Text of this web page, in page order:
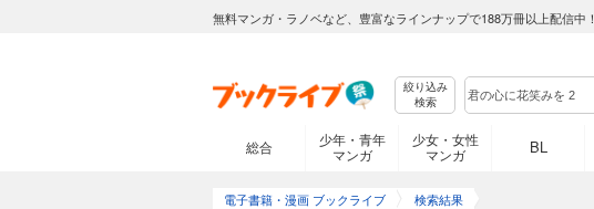
無料マンガ・ラノベなど、豊富なラインナップで188万冊以上配信中！
絞り込み
検索
総合
少年・青年
マンガ
少女・女性
マンガ
BL
電子書籍・漫画 ブックライブ 検索結果